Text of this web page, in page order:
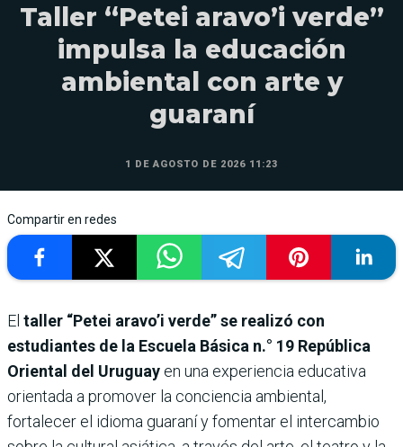
Taller “Petei aravo’i verde”
impulsa la educación
ambiental con arte y
guaraní
1 DE AGOSTO DE 2026 11:23
Compartir en redes
El taller “Petei aravo’i verde” se realizó con
estudiantes de la Escuela Básica n.° 19 República
Oriental del Uruguay en una experiencia educativa
orientada a promover la conciencia ambiental,
fortalecer el idioma guaraní y fomentar el intercambio